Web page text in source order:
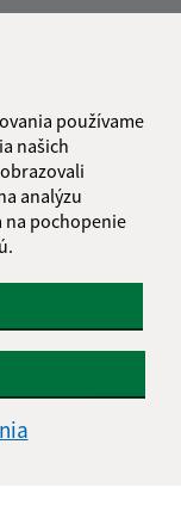
používame
našich
analýzu
na pochopenie
– 16:00
– 16:00
– 17:00